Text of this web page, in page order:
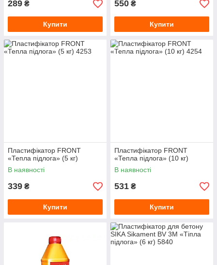
289 ₴
Купити
550 ₴
Купити
Пластифікатор FRONT
«Тепла підлога» (5 кг)
В наявності
339 ₴
Купити
Пластифікатор FRONT
«Тепла підлога» (10 кг)
В наявності
531 ₴
Купити